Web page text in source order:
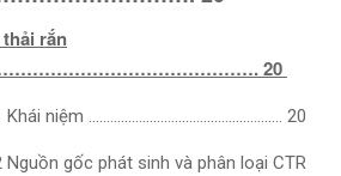
rắn
20
Khái niệm ……………………………………………… 20
Nguồn gốc phát sinh và phân loại CTR